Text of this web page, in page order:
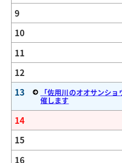
9
10
11
12
13
「佐用川のオオサンシ
催します
14
15
16